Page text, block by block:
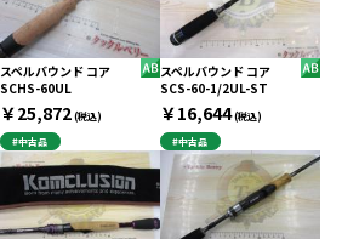
スペルバウンド コア
SCHS-60UL
￥25,872(税込)
#中古品
スペルバウンド コア
SCS-60-1/2UL-ST
￥16,644(税込)
#中古品